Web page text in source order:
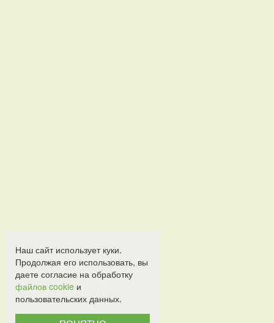
Наш сайт использует куки.
Продолжая его использовать, вы
даете согласие на обработку
файлов cookie и
пользовательских данных.